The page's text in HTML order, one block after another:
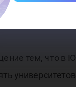
и инженерным
тем, что в